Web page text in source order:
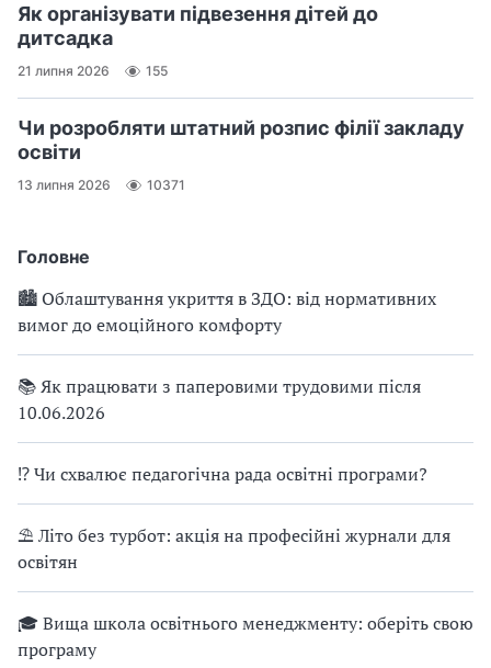
Головне
🏙 Облаштування укриття в ЗДО: від нормативних
вимог до емоційного комфорту
📚 Як працювати з паперовими трудовими після
10.06.2026
⁉ Чи схвалює педагогічна рада освітні програми?
⛱ Літо без турбот: акція на професійні журнали для
освітян
🎓 Вища школа освітнього менеджменту: оберіть свою
програму
Як організувати підвезення дітей до
дитсадка
21 липня 2026 155
Чи розробляти штатний розпис філії закладу
освіти
13 липня 2026 10371